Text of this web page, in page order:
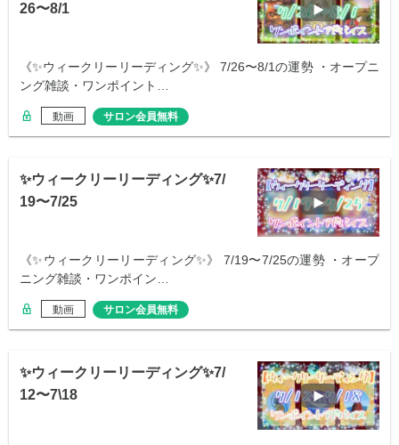
26〜8/1
《✨ウィークリーリーディング✨》 7/26〜8/1の運勢 ・オープニ
ング雑談・ワンポイント…
動画 サロン会員無料
✨ウィークリーリーディング✨7/
19〜7/25
《✨ウィークリーリーディング✨》 7/19〜7/25の運勢 ・オープ
ニング雑談・ワンポイン…
動画 サロン会員無料
✨ウィークリーリーディング✨7/
12〜7\18